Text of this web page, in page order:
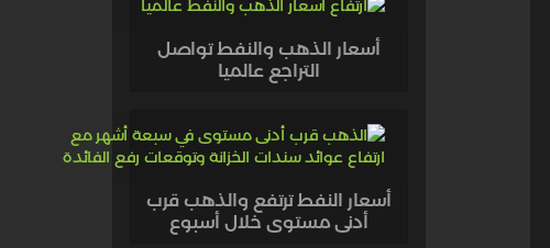
أسعار الذهب والنفط تواصل
التراجع عالميا
أسعار النفط ترتفع والذهب قرب
أدنى مستوى خلال أسبوع